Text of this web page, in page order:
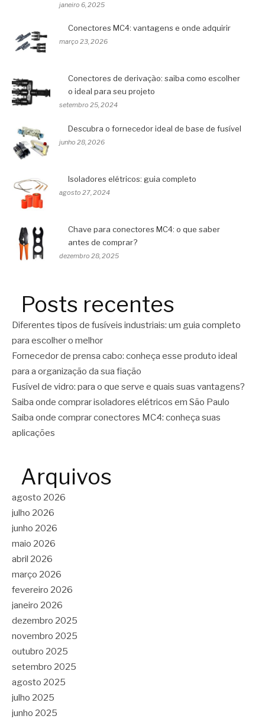
janeiro 6, 2025
Conectores MC4: vantagens e onde adquirir
março 23, 2026
Conectores de derivação: saiba como escolher
o ideal para seu projeto
setembro 25, 2024
Descubra o fornecedor ideal de base de fusível
junho 28, 2026
Isoladores elétricos: guia completo
agosto 27, 2024
Chave para conectores MC4: o que saber
antes de comprar?
dezembro 28, 2025
Posts recentes
Diferentes tipos de fusíveis industriais: um guia completo
para escolher o melhor
Fornecedor de prensa cabo: conheça esse produto ideal
para a organização da sua fiação
Fusível de vidro: para o que serve e quais suas vantagens?
Saiba onde comprar isoladores elétricos em São Paulo
Saiba onde comprar conectores MC4: conheça suas
aplicações
Arquivos
agosto 2026
julho 2026
junho 2026
maio 2026
abril 2026
março 2026
fevereiro 2026
janeiro 2026
dezembro 2025
novembro 2025
outubro 2025
setembro 2025
agosto 2025
julho 2025
junho 2025